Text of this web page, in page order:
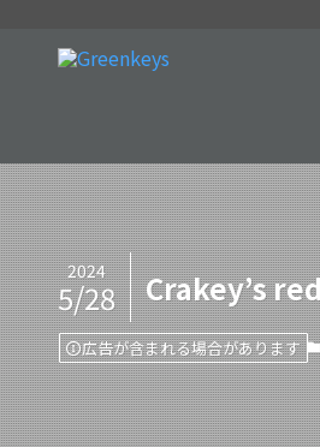
Crakey’s
2024
5/28
広告が含まれる場合があります